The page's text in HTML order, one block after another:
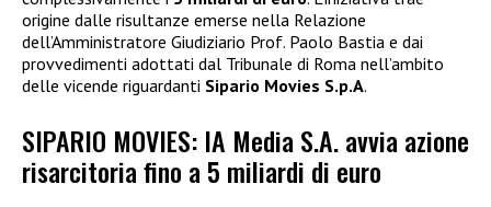
origine dalle risultanze emerse nella Relazione
dell’Amministratore Giudiziario Prof. Paolo Bastia e dai
provvedimenti adottati dal Tribunale di Roma nell’ambito
delle vicende riguardanti Sipario Movies S.p.A.
SIPARIO MOVIES: IA Media S.A. avvia azione
risarcitoria fino a 5 miliardi di euro